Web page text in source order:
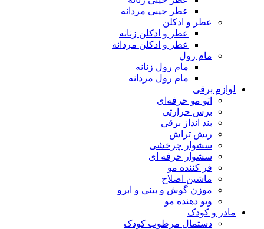
عطر جیبی مردانه
عطر و ادکلن
عطر و ادکلن زنانه
عطر و ادکلن مردانه
مام رول
مام رول زنانه
مام رول مردانه
لوازم برقی
اتو مو حرفه‌ای
برس حرارتی
بند انداز برقی
ریش تراش
سشوار چرخشی
سشوار حرفه ای
فر کننده‌ مو
ماشین اصلاح
موزن گوش و بینی و ابرو
ویو دهنده مو
مادر و کودک
دستمال مرطوب کودک